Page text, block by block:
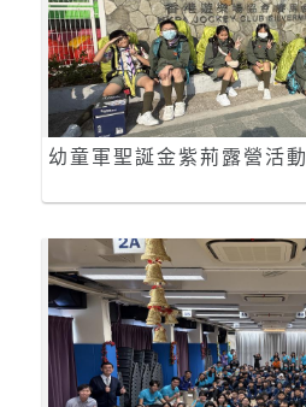
幼童軍聖誕金紫荊露營活動